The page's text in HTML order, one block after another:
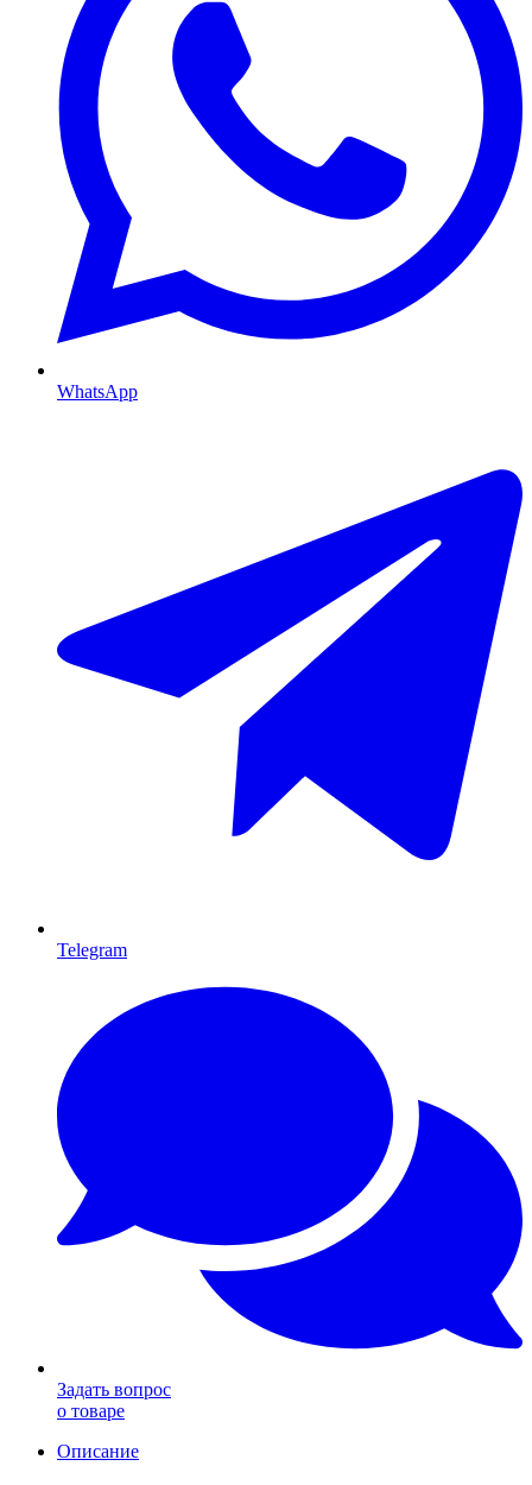
WhatsApp
Telegram
Задать вопрос
о товаре
Описание